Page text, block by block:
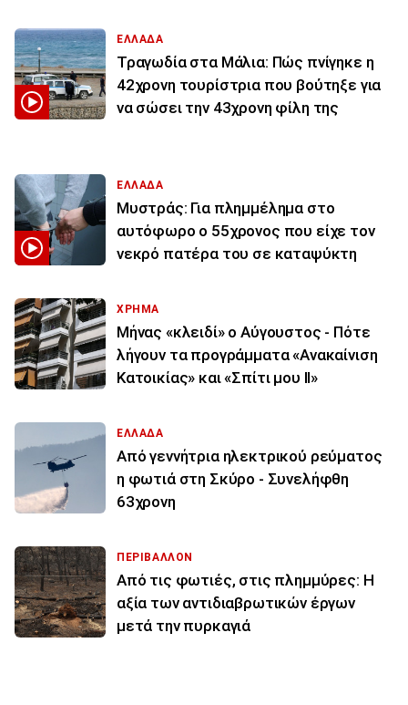
ΕΛΛΑΔΑ
Τραγωδία στα Μάλια: Πώς πνίγηκε η
42χρονη τουρίστρια που βούτηξε για
να σώσει την 43χρονη φίλη της
ΕΛΛΑΔΑ
Μυστράς: Για πλημμέλημα στο
αυτόφωρο ο 55χρονος που είχε τον
νεκρό πατέρα του σε καταψύκτη
ΧΡΗΜΑ
Μήνας «κλειδί» ο Αύγουστος - Πότε
λήγουν τα προγράμματα «Ανακαίνιση
Κατοικίας» και «Σπίτι μου ΙΙ»
ΕΛΛΑΔΑ
Από γεννήτρια ηλεκτρικού ρεύματος
η φωτιά στη Σκύρο - Συνελήφθη
63χρονη
ΠΕΡΙΒΑΛΛΟΝ
Από τις φωτιές, στις πλημμύρες: Η
αξία των αντιδιαβρωτικών έργων
μετά την πυρκαγιά